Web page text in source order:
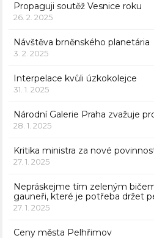
Propaguji soutěž Vesnice roku
26. 2. 2025
Návštěva brněnského planetária
3. 2. 2025
Interpelace kvůli úzkokolejce
31. 1. 2025
Národní Galerie Praha zvažuje
28. 1. 2025
Kritika ministra za nové
27. 1. 2025
Nepráskejme tím zeleným
gauneři, které je potřeba držet
27. 1. 2025
Ceny města Pelhřimov